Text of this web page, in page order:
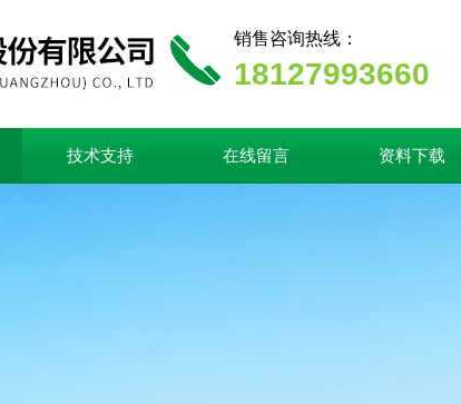
销售咨询热线：
18127993660
技术支持 在线留言 资料下载